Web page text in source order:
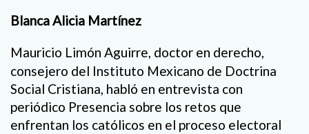
Blanca Alicia Martínez
Mauricio Limón Aguirre, doctor en derecho,
consejero del Instituto Mexicano de Doctrina
Social Cristiana, habló en entrevista con
periódico Presencia sobre los retos que
enfrentan los católicos en el proceso electoral